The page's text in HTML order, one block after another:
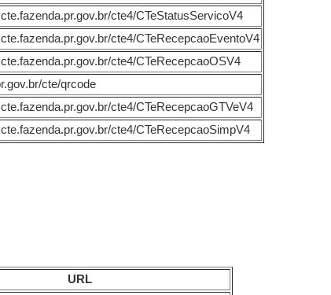
cte4/CTeStatusServicoV4
cte4/CTeRecepcaoEventoV4
cte4/CTeRecepcaoOSV4
cte/qrcode
cte4/CTeRecepcaoGTVeV4
cte4/CTeRecepcaoSimpV4
URL